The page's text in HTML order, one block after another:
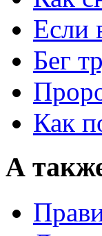
Если
Бег
Как
А